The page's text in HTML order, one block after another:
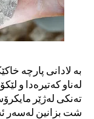
بە لادانی پارچە
لەناو کەتیرەدا و
تەنکی لەژێر
شت بزانین لەسەر